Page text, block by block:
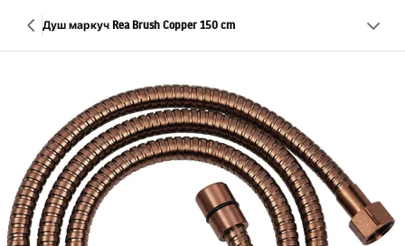
Душ маркуч Rea Brush Copper 150 cm